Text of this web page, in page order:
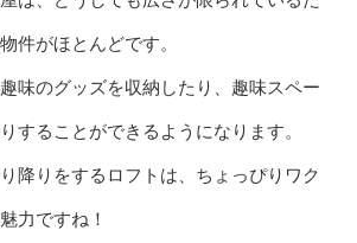
件がほとんどです。
味のグッズを収納したり、趣味スペー
することができるようになります。
降りをするロフトは、ちょっぴりワク
力ですね！